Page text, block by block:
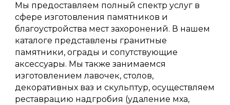
Мы предоставляем полный спектр услуг в
сфере изготовления памятников и
благоустройства мест захоронений. В нашем
каталоге представлены гранитные
памятники, ограды и сопутствующие
аксессуары. Мы также занимаемся
изготовлением лавочек, столов,
декоративных ваз и скульптур, осуществляем
реставрацию надгробия (удаление мха,